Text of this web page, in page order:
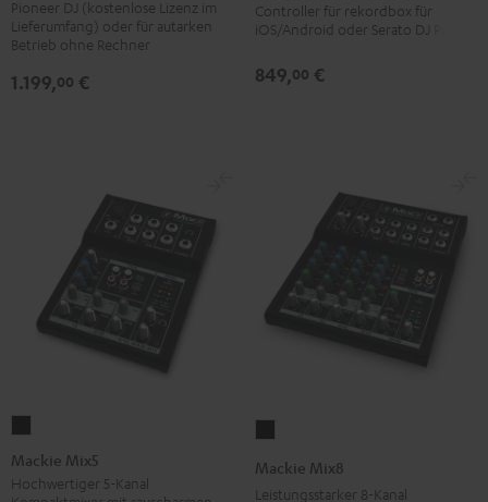
Schwarz
Pioneer DJ (kostenlose Lizenz im
Lieferumfang) oder für autarken
Betrieb ohne Rechner
1.199,00 €
Controller für rekordbox für
iOS/Android oder Serato DJ Pro
849,00 €
Mix5
Schwarz
Mackie Mix5
Hochwertiger 5-Kanal
Mix8
Mackie Mix8
Leistungsstarker 8-Kanal